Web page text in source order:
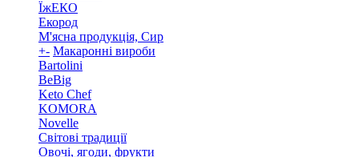
ЇжЕКО
Екород
М'ясна продукція, Сир
+- Макаронні вироби
Bartolini
BeBig
Keto Chef
KOMORA
Novelle
Світові традиції
Овочі, ягоди, фрукти